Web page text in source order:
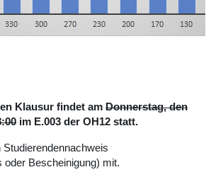
Klausur findet am Donnerstag, den
im E.003 der OH12 statt.
Studierendennachweis
oder Bescheinigung) mit.